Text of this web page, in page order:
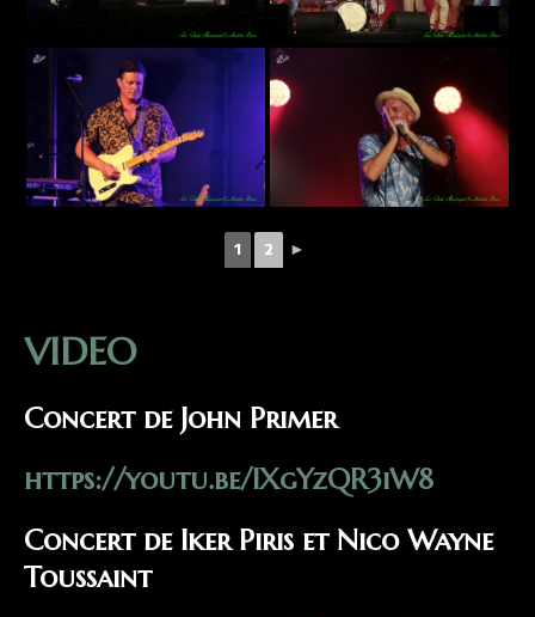
1 2 ►
VIDEO
Concert de John Primer
https://youtu.be/IXgYzQR3iW8
Concert de Iker Piris et Nico Wayne
Toussaint